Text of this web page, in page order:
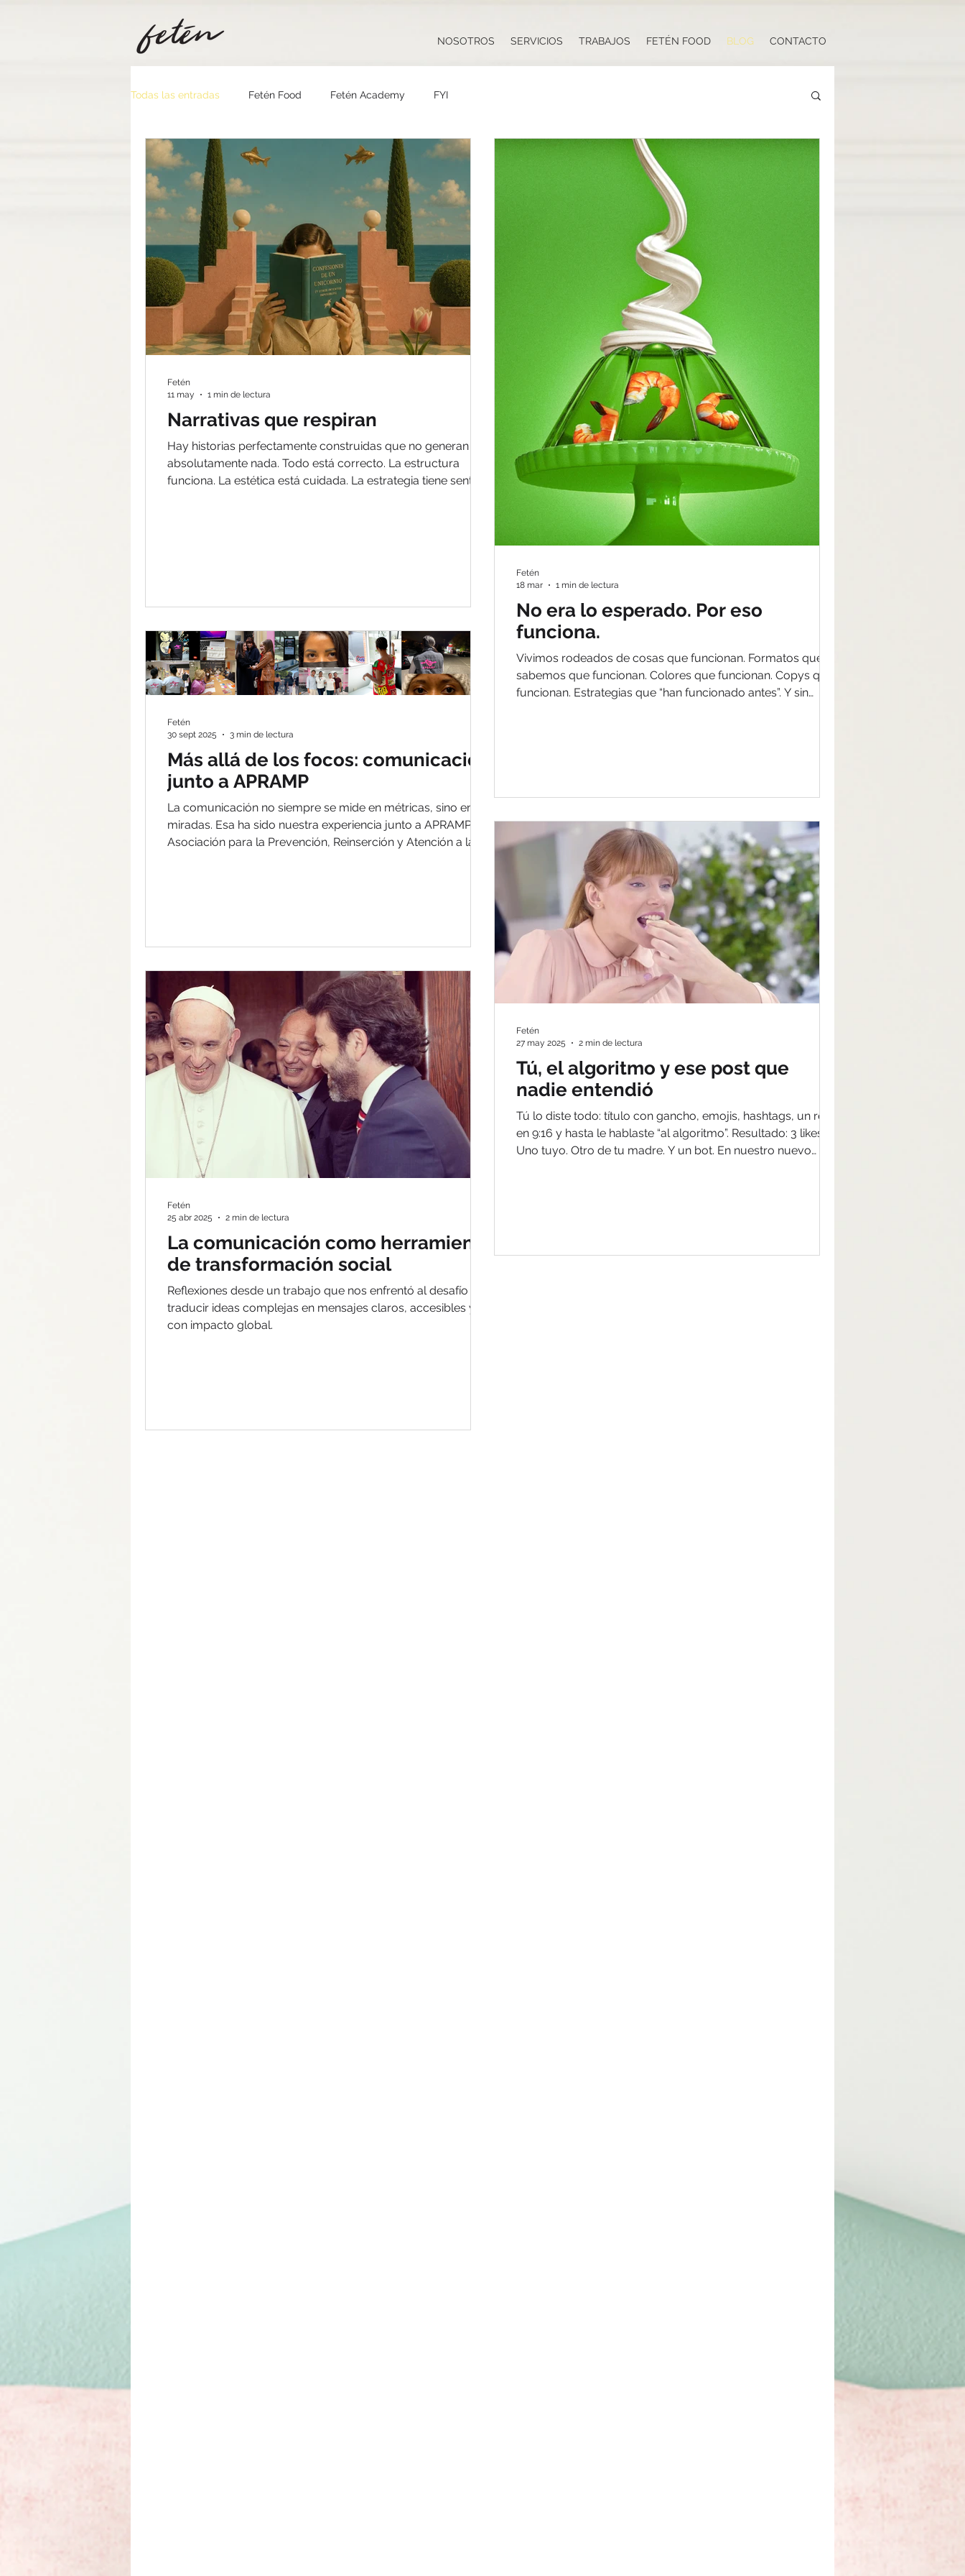
NOSOTROS SERVICIOS TRABAJOS FETÉN FOOD BLOG CONTACTO
Todas las entradas Fetén Food Fetén Academy FYI
Narrativas que respiran
Hay historias perfectamente construidas que no generan
absolutamente nada. Todo está correcto. La estructura
funciona. La estética está cuidada. La estrategia tiene sentido.
Fetén
11 may
1 min de lectura
No era lo esperado. Por eso
funciona.
Vivimos rodeados de cosas que funcionan. Formatos que ya
sabemos que funcionan. Colores que funcionan. Copys que
funcionan. Estrategias que “han funcionado antes”. Y sin
Fetén
18 mar
1 min de lectura
Más allá de los focos: comunicación
junto a APRAMP
La comunicación no siempre se mide en métricas, sino en
miradas. Esa ha sido nuestra experiencia junto a APRAMP, la
Asociación para la Prevención, Reinserción y Atención a la
Fetén
30 sept 2025
3 min de lectura
Tú, el algoritmo y ese post que
nadie entendió
Tú lo diste todo: título con gancho, emojis, hashtags, un reel
en 9:16 y hasta le hablaste “al algoritmo”. Resultado: 3 likes.
Uno tuyo. Otro de tu madre. Y un bot. En nuestro nuevo
Fetén
27 may 2025
2 min de lectura
La comunicación como herramienta
de transformación social
Reflexiones desde un trabajo que nos enfrentó al desafío de
traducir ideas complejas en mensajes claros, accesibles y
con impacto global.
Fetén
25 abr 2025
2 min de lectura